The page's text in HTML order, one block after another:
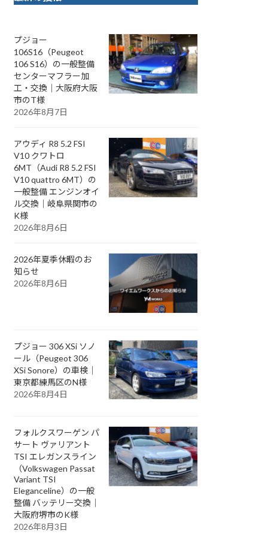
プジョー
106S16（Peugeot
106 S16）の一般整備
センターマフラー加
工・交換｜大阪府大阪
市のT様
2026年8月7日
アウディ R8 5.2 FSI
V10 クワトロ
6MT（Audi R8 5.2 FSI
V10 quattro 6MT）の
一般整備 エンジンオイ
ル交換｜岐阜県関市の
K様
2026年8月6日
2026年夏季休暇のお
知らせ
2026年8月6日
プジョー 306 XSi ソノ
ール（Peugeot 306
XSi Sonore）の車検｜
東京都練馬区のN様
2026年8月4日
フォルクスワーゲン パ
サート ヴァリアント
TSI エレガンスライン
（Volkswagen Passat
Variant TSI
Eleganceline）の一般
整備 バッテリー交換｜
大阪府堺市のK様
2026年8月3日